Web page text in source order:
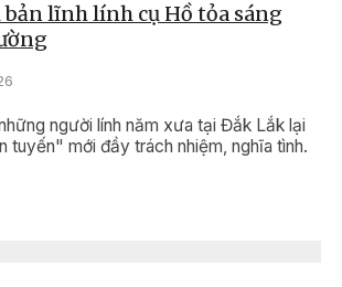
bản lĩnh lính cụ Hồ tỏa sáng
người lính năm xưa tại Đắk Lắk lại
tuyến" mới đầy trách nhiệm, nghĩa tình.